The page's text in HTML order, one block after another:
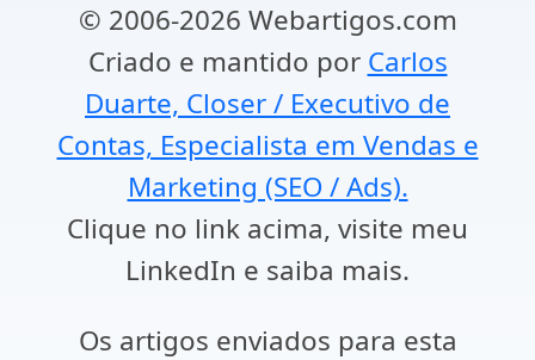
© 2006-2026 Webartigos.com
Criado e mantido por Carlos
Duarte, Closer / Executivo de
Contas, Especialista em Vendas e
Marketing (SEO / Ads).
Clique no link acima, visite meu
LinkedIn e saiba mais.
Os artigos enviados para esta